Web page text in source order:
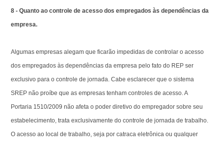
8 - Quanto ao controle de acesso dos empregados às dependências da
empresa.
Algumas empresas alegam que ficarão impedidas de controlar o acesso
dos empregados às dependências da empresa pelo fato do REP ser
exclusivo para o controle de jornada. Cabe esclarecer que o sistema
SREP não proíbe que as empresas tenham controles de acesso. A
Portaria 1510/2009 não afeta o poder diretivo do empregador sobre seu
estabelecimento, trata exclusivamente do controle de jornada de trabalho.
O acesso ao local de trabalho, seja por catraca eletrônica ou qualquer